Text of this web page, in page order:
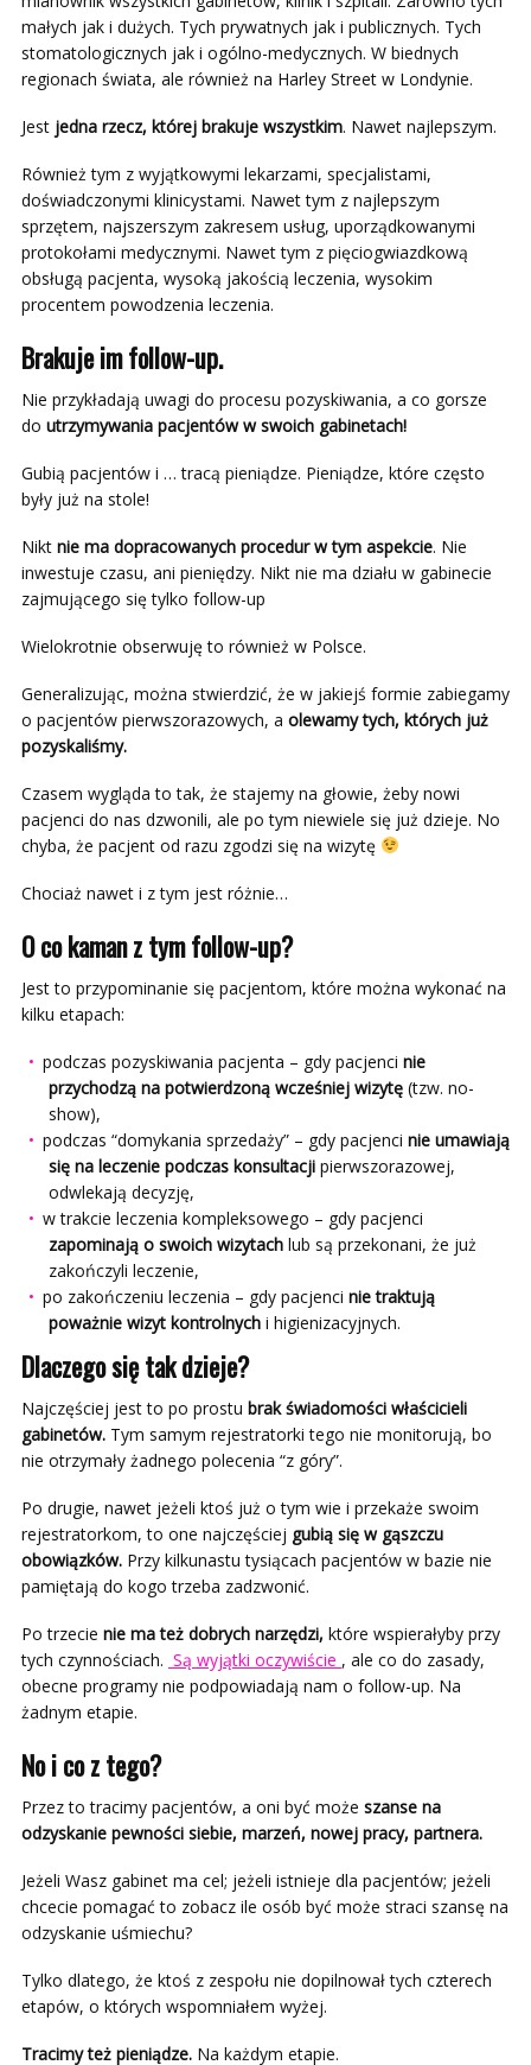
małych jak i dużych. Tych prywatnych jak i publicznych. Tych
stomatologicznych jak i ogólno-medycznych. W biednych
regionach świata, ale również na Harley Street w Londynie.
Jest jedna rzecz, której brakuje wszystkim. Nawet najlepszym.
Również tym z wyjątkowymi lekarzami, specjalistami,
doświadczonymi klinicystami. Nawet tym z najlepszym
sprzętem, najszerszym zakresem usług, uporządkowanymi
protokołami medycznymi. Nawet tym z pięciogwiazdkową
obsługą pacjenta, wysoką jakością leczenia, wysokim
procentem powodzenia leczenia.
Brakuje im follow-up.
Nie przykładają uwagi do procesu pozyskiwania, a co gorsze
do utrzymywania pacjentów w swoich gabinetach!
Gubią pacjentów i … tracą pieniądze. Pieniądze, które często
były już na stole!
Nikt nie ma dopracowanych procedur w tym aspekcie. Nie
inwestuje czasu, ani pieniędzy. Nikt nie ma działu w gabinecie
zajmującego się tylko follow-up
Wielokrotnie obserwuję to również w Polsce.
Generalizując, można stwierdzić, że w jakiejś formie zabiegamy
o pacjentów pierwszorazowych, a olewamy tych, których już
pozyskaliśmy.
Czasem wygląda to tak, że stajemy na głowie, żeby nowi
pacjenci do nas dzwonili, ale po tym niewiele się już dzieje. No
chyba, że pacjent od razu zgodzi się na wizytę
Chociaż nawet i z tym jest różnie…
O co kaman z tym follow-up?
Jest to przypominanie się pacjentom, które można wykonać na
kilku etapach:
podczas pozyskiwania pacjenta – gdy pacjenci nie
przychodzą na potwierdzoną wcześniej wizytę (tzw. no-
show),
podczas “domykania sprzedaży” – gdy pacjenci nie umawiają
się na leczenie podczas konsultacji pierwszorazowej,
odwlekają decyzję,
w trakcie leczenia kompleksowego – gdy pacjenci
zapominają o swoich wizytach lub są przekonani, że już
zakończyli leczenie,
po zakończeniu leczenia – gdy pacjenci nie traktują
poważnie wizyt kontrolnych i higienizacyjnych.
Dlaczego się tak dzieje?
Najczęściej jest to po prostu brak świadomości właścicieli
gabinetów. Tym samym rejestratorki tego nie monitorują, bo
nie otrzymały żadnego polecenia “z góry”.
Po drugie, nawet jeżeli ktoś już o tym wie i przekaże swoim
rejestratorkom, to one najczęściej gubią się w gąszczu
obowiązków. Przy kilkunastu tysiącach pacjentów w bazie nie
pamiętają do kogo trzeba zadzwonić.
Po trzecie nie ma też dobrych narzędzi, które wspierałyby przy
tych czynnościach. Są wyjątki oczywiście , ale co do zasady,
obecne programy nie podpowiadają nam o follow-up. Na
żadnym etapie.
No i co z tego?
Przez to tracimy pacjentów, a oni być może szanse na
odzyskanie pewności siebie, marzeń, nowej pracy, partnera.
Jeżeli Wasz gabinet ma cel; jeżeli istnieje dla pacjentów; jeżeli
chcecie pomagać to zobacz ile osób być może straci szansę na
odzyskanie uśmiechu?
Tylko dlatego, że ktoś z zespołu nie dopilnował tych czterech
etapów, o których wspomniałem wyżej.
Tracimy też pieniądze. Na każdym etapie.